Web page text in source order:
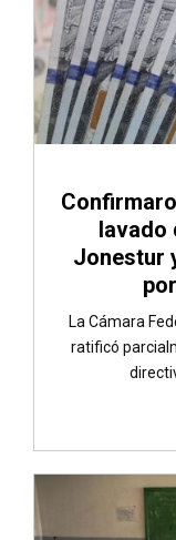
lavado
Jonestur
La Cámara
ratificó